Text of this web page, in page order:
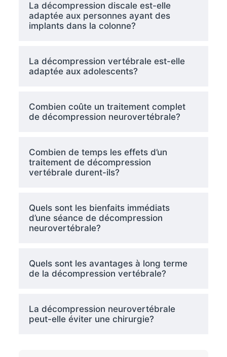
La décompression discale est-elle
adaptée aux personnes ayant des
implants dans la colonne?
La décompression vertébrale est-elle
adaptée aux adolescents?
Combien coûte un traitement complet
de décompression neurovertébrale?
Combien de temps les effets d’un
traitement de décompression
vertébrale durent-ils?
Quels sont les bienfaits immédiats
d’une séance de décompression
neurovertébrale?
Quels sont les avantages à long terme
de la décompression vertébrale?
La décompression neurovertébrale
peut-elle éviter une chirurgie?